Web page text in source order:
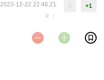
+1
2023-12-22 22:46:21
# ↑